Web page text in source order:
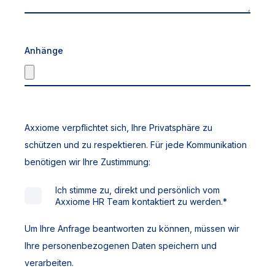
Anhänge
Axxiome verpflichtet sich, Ihre Privatsphäre zu
schützen und zu respektieren. Für jede Kommunikation
benötigen wir Ihre Zustimmung:
Ich stimme zu, direkt und persönlich vom
Axxiome HR Team kontaktiert zu werden.*
Um Ihre Anfrage beantworten zu können, müssen wir
Ihre personenbezogenen Daten speichern und
verarbeiten.